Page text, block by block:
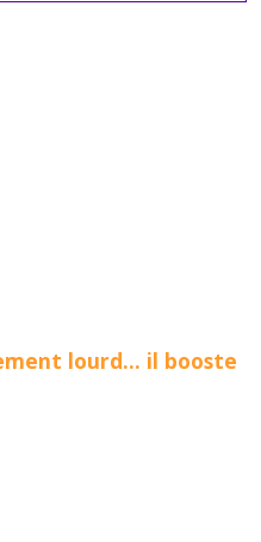
lourd... il booste